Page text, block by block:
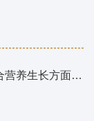
水生所侯宏伟团队在浮萍利用木糖进行混合营养生长方面取得进展